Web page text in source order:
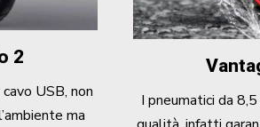
2
USB, non
ma
I pneumatici da